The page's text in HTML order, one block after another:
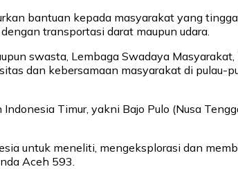
bantuan kepada masyarakat yang
transportasi darat maupun udara.
swasta, Lembaga Swadaya
dan kebersamaan masyarakat di
Timur, yakni Bajo Pulo (Nusa
untuk meneliti, mengeksplorasi dan
Aceh 593.